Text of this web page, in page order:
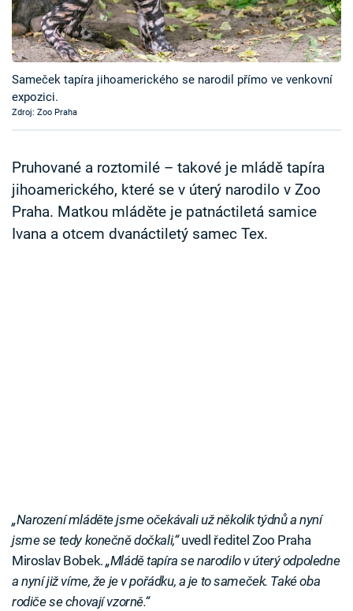
TV Program
Časopis
Sledujte prima+
Přihlášení
Sledujte nás
Sameček tapíra jihoamerického se narodil přímo ve venkovní
expozici.
Zdroj: Zoo Praha
Pruhované a roztomilé – takové je mládě tapíra
jihoamerického, které se v úterý narodilo v Zoo
Praha. Matkou mláděte je patnáctiletá samice
Ivana a otcem dvanáctiletý samec Tex.
„Narození mláděte jsme očekávali už několik týdnů a nyní
jsme se tedy konečně dočkali,“uvedl ředitel Zoo Praha
Miroslav Bobek.„Mládě tapíra se narodilo v úterý odpoledne
a nyní již víme, že je v pořádku, a je to sameček. Také oba
rodiče se chovají vzorně.“